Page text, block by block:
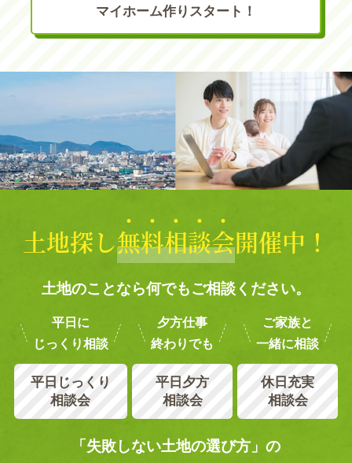
マイホーム作りスタート！
土地探し無料相談会開催中！
土地のことなら何でもご相談ください。
平日に
じっくり相談
平日じっくり
相談会
夕方仕事
終わりでも
平日夕方
相談会
ご家族と
一緒に相談
休日充実
相談会
「失敗しない土地の選び方」の